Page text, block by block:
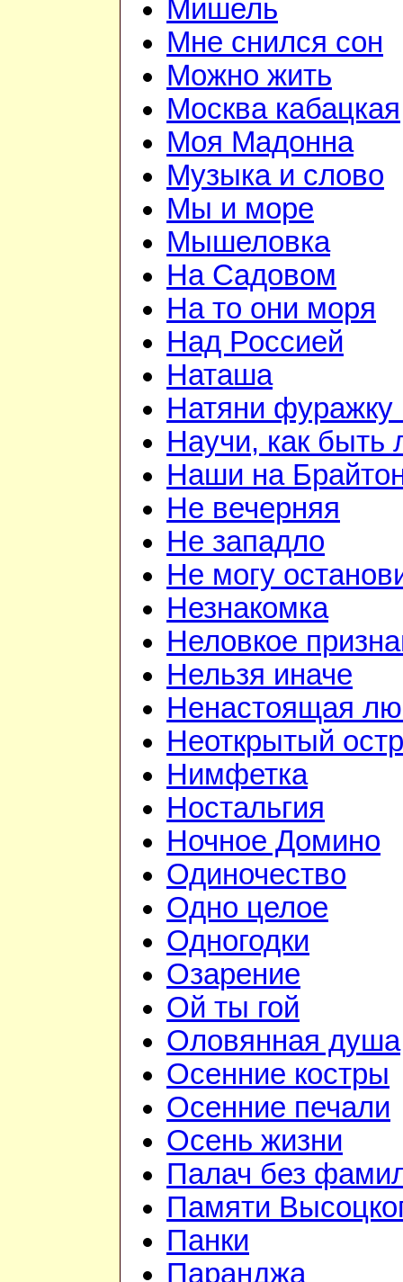
Мишель
Мне снился сон
Можно жить
Москва кабацкая
Моя Мадонна
Музыка и слово
Мы и море
Мышеловка
На Садовом
На то они моря
Над Россией
Наташа
Натяни фуражку
Научи, как
Наши на
Не вечерняя
Не западло
Не могу
Незнакомка
Неловкое
Нельзя иначе
Ненастоящая
Неоткрытый
Нимфетка
Ностальгия
Ночное Домино
Одиночество
Одно целое
Одногодки
Озарение
Ой ты гой
Оловянная душа
Осенние костры
Осенние печали
Осень жизни
Палач без
Памяти
Панки
Паранджа